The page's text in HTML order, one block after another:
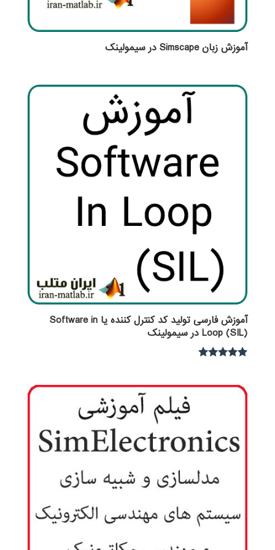
آموزش زبان Simscape در سیمولینک
آموزش فارسی تولید کد کنترل کننده یا Software in
Loop (SIL) در سیمولینک
از 5